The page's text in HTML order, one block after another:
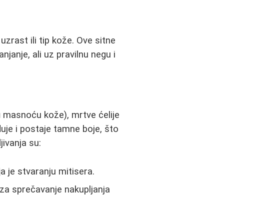
ili tip kože. Ove sitne
ali uz pravilnu negu i
kože), mrtve ćelije
i postaje tamne boje, što
su:
je stvaranju mitisera.
sprečavanje nakupljanja